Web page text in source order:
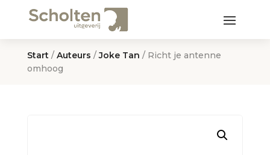
Start / Auteurs /Joke Tan / Richt je antenne
omhoog